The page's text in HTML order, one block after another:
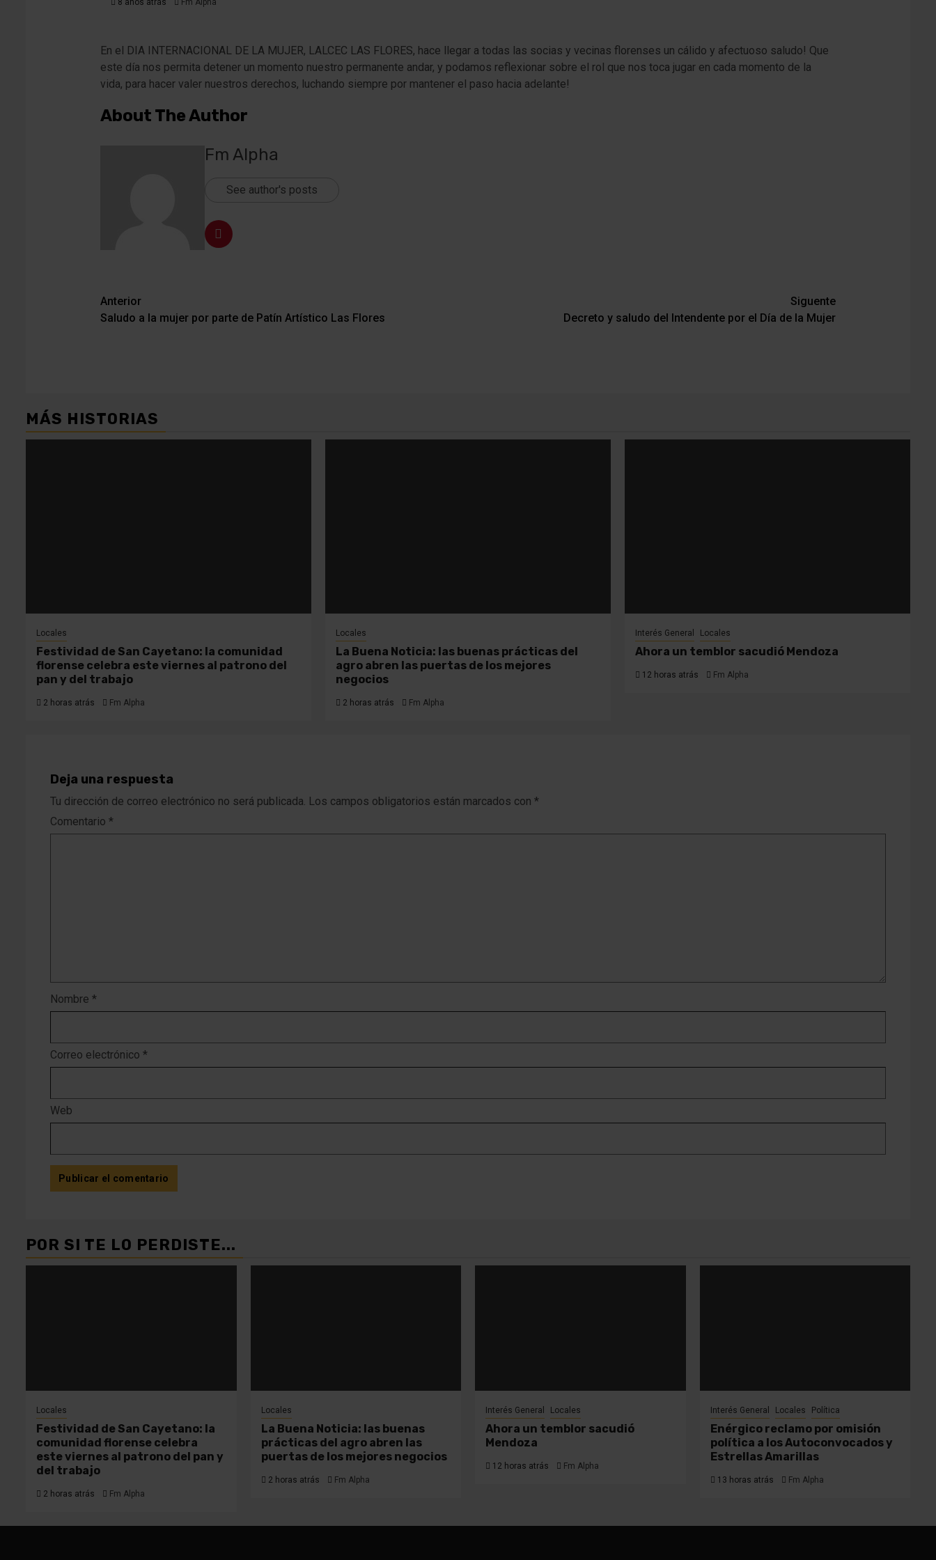
8 años atrás Fm Alpha
En el DIA INTERNACIONAL DE LA MUJER, LALCEC LAS FLORES, hace llegar a todas las socias y vecinas florenses un cálido y afectuoso saludo! Que
este día nos permita detener un momento nuestro permanente andar, y podamos reflexionar sobre el rol que nos toca jugar en cada momento de la
vida, para hacer valer nuestros derechos, luchando siempre por mantener el paso hacia adelante!
About The Author
Fm Alpha
See author's posts
Navegación
de
Anterior
Saludo a la mujer por parte de Patín Artístico Las Flores
Siguente
Decreto y saludo del Intendente por el Día de la Mujer
MÁS HISTORIAS
Locales
Festividad de San Cayetano: la comunidad
florense celebra este viernes al patrono del
pan y del trabajo
2 horas atrás Fm Alpha
Locales
La Buena Noticia: las buenas prácticas del
agro abren las puertas de los mejores
negocios
2 horas atrás Fm Alpha
Interés General Locales
Ahora un temblor sacudió Mendoza
12 horas atrás Fm Alpha
Deja una respuesta
Tu dirección de correo electrónico no será publicada. Los campos obligatorios están marcados con *
Comentario *
Nombre *
Correo electrónico *
Web
POR SI TE LO PERDISTE...
Locales
Festividad de San Cayetano: la
comunidad florense celebra
este viernes al patrono del pan y
del trabajo
2 horas atrás Fm Alpha
Locales
La Buena Noticia: las buenas
prácticas del agro abren las
puertas de los mejores negocios
2 horas atrás Fm Alpha
Interés General Locales
Ahora un temblor sacudió
Mendoza
12 horas atrás Fm Alpha
Interés General Locales Política
Enérgico reclamo por omisión
política a los Autoconvocados y
Estrellas Amarillas
13 horas atrás Fm Alpha